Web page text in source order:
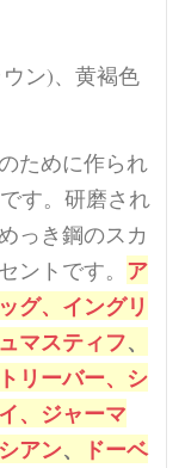
ン)、黄褐色
ために作られ
す。研磨され
っき鋼のスカ
ントです。 ア
グ、 イングリ
マスティフ、
リーバー、 シ
、 ジャーマ
アン、
ドーベ